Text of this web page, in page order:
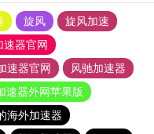
旋风
旋风加速
速器官网
速器官网
风驰加速器
速器外网苹果版
海外加速器